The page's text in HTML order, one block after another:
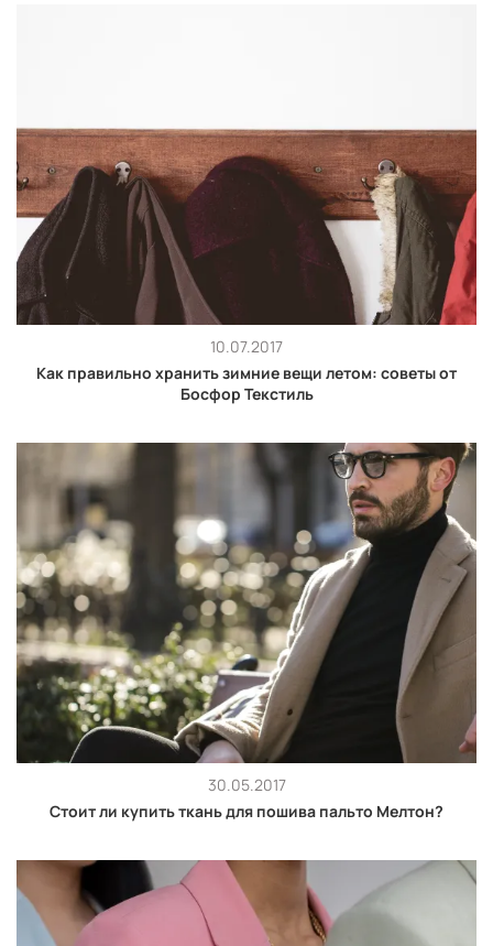
10.07.2017
Как правильно хранить зимние вещи летом: советы от
Босфор Текстиль
30.05.2017
Стоит ли купить ткань для пошива пальто Мелтон?